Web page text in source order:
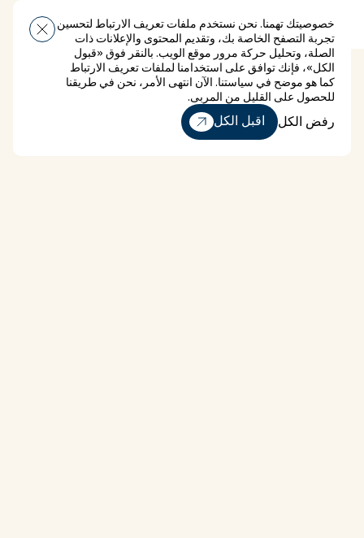
خصوصيتك تهمنا. نحن نستخدم ملفات تعريف الارتباط لتحسين
تجربة التصفح الخاصة بك، وتقديم المحتوى والإعلانات ذات
الصلة، وتحليل حركة مرور موقع الويب. بالنقر فوق «قبول
الكل»، فإنك توافق على استخدامنا لملفات تعريف الارتباط
كما هو موضح في سياستنا. الآن انتهى الأمر، نحن في طريقنا
للحصول على القليل من المربى.
رفض الكل
اقبل الكل
قائمة طعام